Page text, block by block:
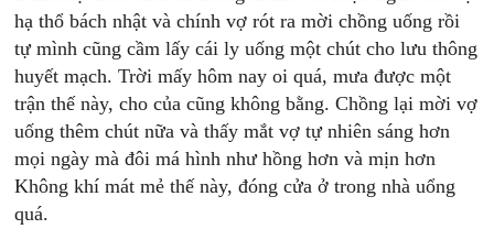
hạ thổ bách nhật và chính vợ rót ra mời chồng uống rồi
tự mình cũng cầm lấy cái ly uống một chút cho lưu thông
huyết mạch. Trời mấy hôm nay oi quá, mưa được một
trận thế này, cho của cũng không bằng. Chồng lại mời vợ
uống thêm chút nữa và thấy mắt vợ tự nhiên sáng hơn
mọi ngày mà đôi má hình như hồng hơn và mịn hơn
Không khí mát mẻ thế này, đóng cửa ở trong nhà uổng
quá.